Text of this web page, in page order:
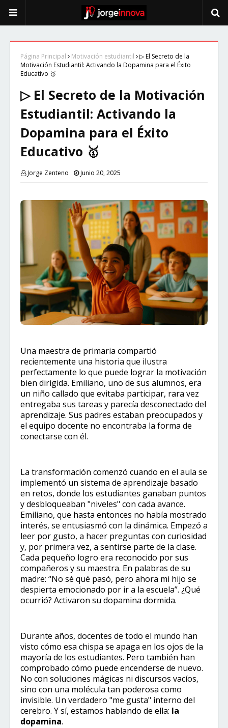
Página Principal Motivación estudiantil
▷ El Secreto de la
Motivación Estudiantil: Activando la Dopamina para el Éxito
Educativo 🥇
▷ El Secreto de la Motivación
Estudiantil: Activando la
Dopamina para el Éxito
Educativo 🥇
Jorge Zenteno Junio 20, 2025
Una maestra de primaria compartió
recientemente una historia que ilustra
perfectamente lo que puede lograr la motivación
bien dirigida. Emiliano, uno de sus alumnos, era
un niño callado que evitaba participar, rara vez
entregaba sus tareas y parecía desconectado del
aprendizaje. Sus padres estaban preocupados y
el equipo docente no encontraba la forma de
conectarse con él.
La transformación comenzó cuando en el aula se
implementó un sistema de aprendizaje basado
en retos, donde los estudiantes ganaban puntos
y desbloqueaban "niveles" con cada avance.
Emiliano, que hasta entonces no había mostrado
interés, se entusiasmó con la dinámica. Empezó a
leer por gusto, a hacer preguntas con curiosidad
y, por primera vez, a sentirse parte de la clase.
Cada pequeño logro era reconocido por sus
compañeros y su maestra. En palabras de su
madre: “No sé qué pasó, pero ahora mi hijo se
despierta emocionado por ir a la escuela”. ¿Qué
ocurrió? Activaron su dopamina dormida.
Durante años, docentes de todo el mundo han
visto cómo esa chispa se apaga en los ojos de la
mayoría de los estudiantes. Pero también han
comprobado cómo puede encenderse de nuevo.
No con soluciones mágicas ni discursos vacíos,
sino con una molécula tan poderosa como
invisible. Un verdadero "me gusta" interno del
cerebro. Y sí, estamos hablando de ella: la
dopamina.